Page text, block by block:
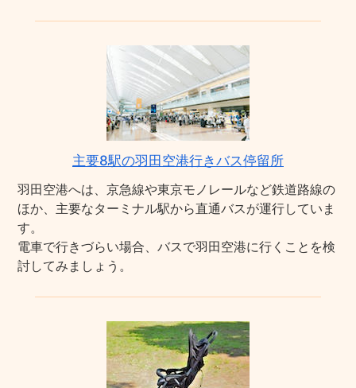
主要8駅の羽田空港行きバス停留所
羽田空港へは、京急線や東京モノレールなど鉄道路線の
ほか、主要なターミナル駅から直通バスが運行していま
す。
電車で行きづらい場合、バスで羽田空港に行くことを検
討してみましょう。